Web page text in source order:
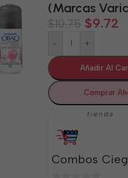
(Marcas
$10.75 $9.72
- +
Añadir Al
Comprar
tienda
Combos